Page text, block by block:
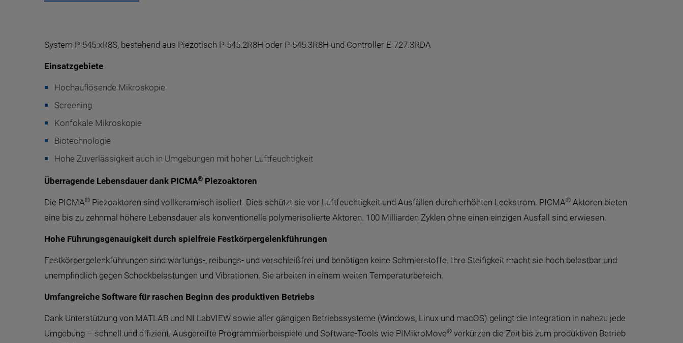
System P-545.xR8S, bestehend aus Piezotisch P-545.2R8H oder P-545.3R8H und Controller E-727.3RDA
Einsatzgebiete
Hochauflösende Mikroskopie
Screening
Konfokale Mikroskopie
Biotechnologie
Hohe Zuverlässigkeit auch in Umgebungen mit hoher Luftfeuchtigkeit
Überragende Lebensdauer dank PICMA® Piezoaktoren
Die PICMA® Piezoaktoren sind vollkeramisch isoliert. Dies schützt sie vor Luftfeuchtigkeit und Ausfällen durch erhöhten Leckstrom. PICMA® Aktoren bieten
eine bis zu zehnmal höhere Lebensdauer als konventionelle polymerisolierte Aktoren. 100 Milliarden Zyklen ohne einen einzigen Ausfall sind erwiesen.
Hohe Führungsgenauigkeit durch spielfreie Festkörpergelenkführungen
Festkörpergelenkführungen sind wartungs-, reibungs- und verschleißfrei und benötigen keine Schmierstoffe. Ihre Steifigkeit macht sie hoch belastbar und
unempfindlich gegen Schockbelastungen und Vibrationen. Sie arbeiten in einem weiten Temperaturbereich.
Umfangreiche Software für raschen Beginn des produktiven Betriebs
Dank Unterstützung von MATLAB und NI LabVIEW sowie aller gängigen Betriebssysteme (Windows, Linux und macOS) gelingt die Integration in nahezu jede
Umgebung – schnell und effizient. Ausgereifte Programmierbeispiele und Software-Tools wie PIMikroMove® verkürzen die Zeit bis zum produktiven Betrieb